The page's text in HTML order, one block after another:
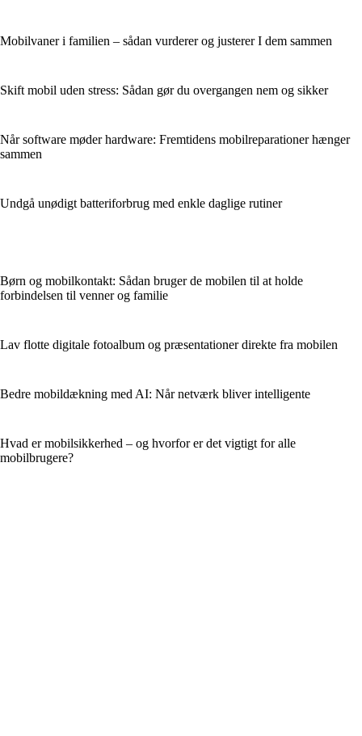
Mobilvaner i familien – sådan vurderer og justerer I dem sammen
Skift mobil uden stress: Sådan gør du overgangen nem og sikker
Når software møder hardware: Fremtidens mobilreparationer hænger
sammen
Undgå unødigt batteriforbrug med enkle daglige rutiner
Børn og mobilkontakt: Sådan bruger de mobilen til at holde
forbindelsen til venner og familie
Lav flotte digitale fotoalbum og præsentationer direkte fra mobilen
Bedre mobildækning med AI: Når netværk bliver intelligente
Hvad er mobilsikkerhed – og hvorfor er det vigtigt for alle
mobilbrugere?